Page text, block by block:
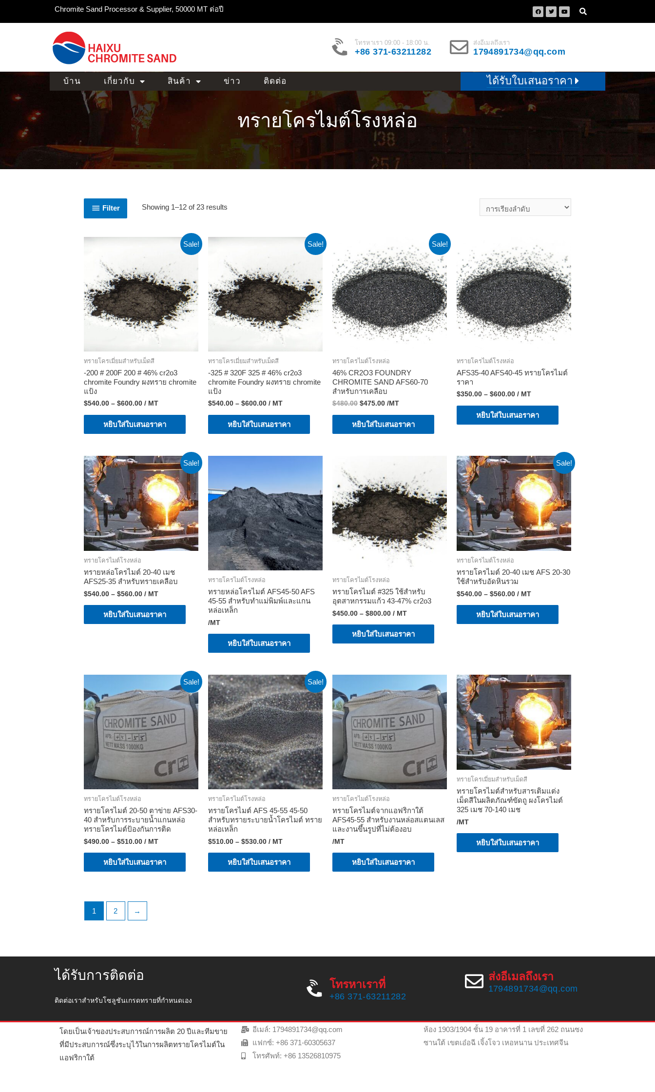
Chromite Sand Processor & Supplier, 50000 MT ต่อปี
โทรหาเรา 09:00 - 18:00 น.
+86 371-63211282
ส่งอีเมลถึงเรา
1794891734@qq.com
บ้าน เกี่ยวกับ สินค้า ข่าว ติดต่อ ได้รับใบเสนอราคา
ทรายโครไมต์โรงหล่อ
Filter Showing 1–12 of 23 results
Sale!
ทรายโครเมี่ยมสําหรับเม็ดสี
-200 # 200F 200 # 46% cr2o3
chromite Foundry ผงทราย chromite
แป้ง
$540.00 – $600.00 / MT
หยิบใส่ใบเสนอราคา
Sale!
ทรายโครเมี่ยมสําหรับเม็ดสี
-325 # 320F 325 # 46% cr2o3
chromite Foundry ผงทราย chromite
แป้ง
$540.00 – $600.00 / MT
หยิบใส่ใบเสนอราคา
Sale!
ทรายโครไมต์โรงหล่อ
46% CR2O3 FOUNDRY
CHROMITE SAND AFS60-70
สำหรับการเคลือบ
$480.00 $475.00 /MT
หยิบใส่ใบเสนอราคา
ทรายโครไมต์โรงหล่อ
AFS35-40 AFS40-45 ทรายโครไมต์
ราคา
$350.00 – $600.00 / MT
หยิบใส่ใบเสนอราคา
Sale!
ทรายโครไมต์โรงหล่อ
ทรายหล่อโครไมต์ 20-40 เมช
AFS25-35 สำหรับทรายเคลือบ
$540.00 – $560.00 / MT
หยิบใส่ใบเสนอราคา
ทรายโครไมต์โรงหล่อ
ทรายหล่อโครไมต์ AFS45-50 AFS
45-55 สำหรับทำแม่พิมพ์และแกน
หล่อเหล็ก
/MT
หยิบใส่ใบเสนอราคา
ทรายโครไมต์โรงหล่อ
ทรายโครไมต์ #325 ใช้สำหรับ
อุตสาหกรรมแก้ว 43-47% cr2o3
$450.00 – $800.00 / MT
หยิบใส่ใบเสนอราคา
Sale!
ทรายโครไมต์โรงหล่อ
ทรายโครไมต์ 20-40 เมช AFS 20-30
ใช้สำหรับอัดหินรวม
$540.00 – $560.00 / MT
หยิบใส่ใบเสนอราคา
Sale!
ทรายโครไมต์โรงหล่อ
ทรายโครไมต์ 20-50 ตาข่าย AFS30-
40 สำหรับการระบายน้ำแกนหล่อ
ทรายโครไมต์ป้องกันการติด
$490.00 – $510.00 / MT
หยิบใส่ใบเสนอราคา
Sale!
ทรายโครไมต์โรงหล่อ
ทรายโครไมต์ AFS 45-55 45-50
สำหรับทรายระบายน้ำโครไมต์ ทราย
หล่อเหล็ก
$510.00 – $530.00 / MT
หยิบใส่ใบเสนอราคา
ทรายโครไมต์โรงหล่อ
ทรายโครไมต์จากแอฟริกาใต้
AFS45-55 สำหรับงานหล่อสแตนเลส
และงานขึ้นรูปที่ไม่ต้องอบ
/MT
หยิบใส่ใบเสนอราคา
ทรายโครเมี่ยมสําหรับเม็ดสี
ทรายโครไมต์สำหรับสารเติมแต่ง
เม็ดสีในผลิตภัณฑ์ขัดถู ผงโครไมต์
325 เมช 70-140 เมช
/MT
หยิบใส่ใบเสนอราคา
1 2 →
ได้รับการติดต่อ
ติดต่อเราสำหรับโซลูชันเกรดทรายที่กำหนดเอง
โทรหาเราที่
+86 371-63211282
ส่งอีเมลถึงเรา
1794891734@qq.com
โดยเป็นเจ้าของประสบการณ์การผลิต 20 ปีและทีมขาย
ที่มีประสบการณ์ซึ่งระบุไว้ในการผลิตทรายโครไมต์ใน
แอฟริกาใต้
อีเมล์: 1794891734@qq.com
แฟกซ์: +86 371-60305637
โทรศัพท์: +86 13526810975
ห้อง 1903/1904 ชั้น 19 อาคารที่ 1 เลขที่ 262 ถนนซง
ซานใต้ เขตเอ๋อฉี เจิ้งโจว เหอหนาน ประเทศจีน